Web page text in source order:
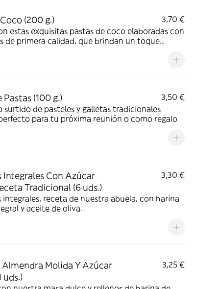
(200 g.)
3,70 €
estas exquisitas pastas de coco elaboradas con
de primera calidad, que brindan un toque
(100 g.)
3,50 €
surtido de pasteles y galletas tradicionales
para tu próxima reunión o como regalo
Integrales Con Azúcar
Tradicional (6 uds.)
3,30 €
integrales, receta de nuestra abuela, con harina
y aceite de oliva.
Molida Y Azúcar
uds.)
3,25 €